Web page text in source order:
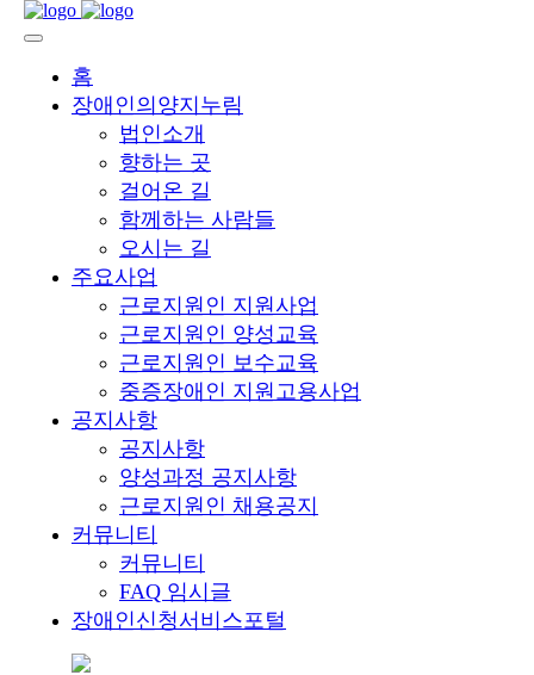
홈
장애인의양지누림
법인소개
향하는 곳
걸어온 길
함께하는 사람들
오시는 길
주요사업
근로지원인 지원사업
근로지원인 양성교육
근로지원인 보수교육
중증장애인 지원고용사업
공지사항
공지사항
양성과정 공지사항
근로지원인 채용공지
커뮤니티
커뮤니티
FAQ 임시글
장애인신청서비스포털